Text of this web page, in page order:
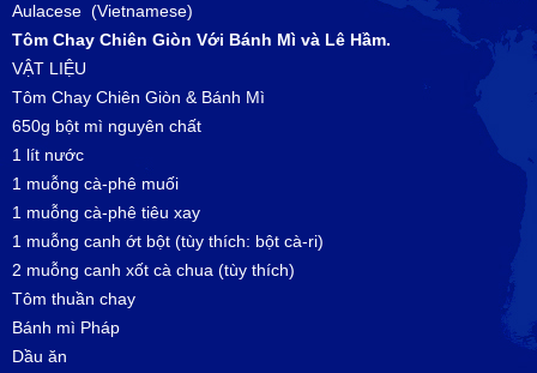
Aulacese (Vietnamese)
Tôm Chay Chiên Giòn Với Bánh Mì và Lê Hầm.
VẬT LIỆU
Tôm Chay Chiên Giòn & Bánh Mì
650g bột mì nguyên chất
1 lít nước
1 muỗng cà-phê muối
1 muỗng cà-phê tiêu xay
1 muỗng canh ớt bột (tùy thích: bột cà-ri)
2 muỗng canh xốt cà chua (tùy thích)
Tôm thuần chay
Bánh mì Pháp
Dầu ăn